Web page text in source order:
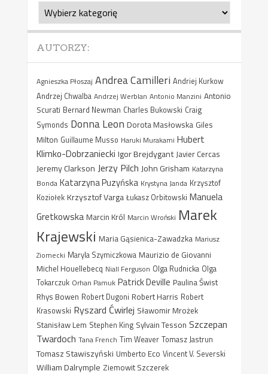
Kategorie
AUTORZY:
Agnieszka Płoszaj Andrea Camilleri Andriej Kurkow
Andrzej Chwalba Andrzej Werblan Antonio Manzini Antonio
Scurati Bernard Newman Charles Bukowski Craig
Symonds Donna Leon Dorota Masłowska Giles
Milton Guillaume Musso Haruki Murakami Hubert
Klimko-Dobrzaniecki Igor Brejdygant Javier Cercas
Jeremy Clarkson Jerzy Pilch John Grisham Katarzyna
Bonda Katarzyna Puzyńska Krystyna Janda Krzysztof
Koziołek Krzysztof Varga Łukasz Orbitowski Manuela
Gretkowska Marcin Król Marcin Wroński Marek
Krajewski Maria Gąsienica-Zawadzka Mariusz
Ziomecki Maryla Szymiczkowa Maurizio de Giovanni
Michel Houellebecq Niall Ferguson Olga Rudnicka Olga
Tokarczuk Orhan Pamuk Patrick Deville Paulina Świst
Rhys Bowen Robert Dugoni Robert Harris Robert
Krasowski Ryszard Ćwirlej Sławomir Mrożek
Stanisław Lem Stephen King Sylvain Tesson Szczepan
Twardoch Tana French Tim Weaver Tomasz Jastrun
Tomasz Stawiszyński Umberto Eco Vincent V. Severski
William Dalrymple Ziemowit Szczerek